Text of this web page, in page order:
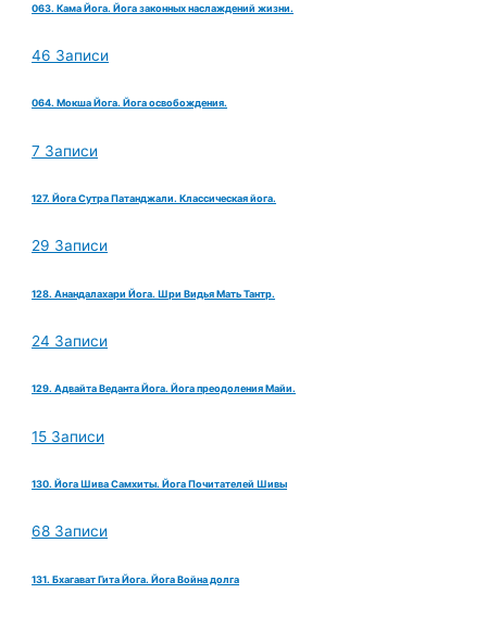
063. Кама Йога. Йога законных наслаждений жизни.
46 Записи
064. Мокша Йога. Йога освобождения.
7 Записи
127. Йога Сутра Патанджали. Классическая йога.
29 Записи
128. Анандалахари Йога. Шри Видья Мать Тантр.
24 Записи
129. Адвайта Веданта Йога. Йога преодоления Майи.
15 Записи
130. Йога Шива Самхиты. Йога Почитателей Шивы
68 Записи
131. Бхагават Гита Йога. Йога Война долга